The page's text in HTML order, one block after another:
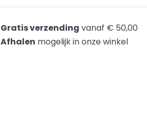
Gratis verzending vanaf € 50,00
Afhalen mogelijk in onze winkel